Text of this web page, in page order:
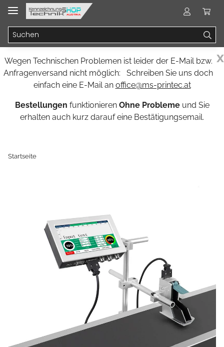
x
Wegen Technischen Problemen ist leider der E-Mail bzw.
Anfragenversand nicht möglich: Schreiben Sie uns doch
einfach eine E-Mail an office@ms-printec.at
Bestellungen funktionieren Ohne Problemeund Sie
erhalten auch kurz darauf eine Bestätigungsemail.
Startseite